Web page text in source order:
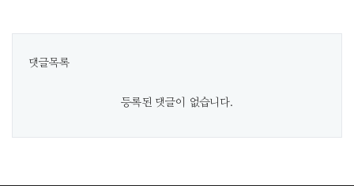
댓글목록
등록된 댓글이 없습니다.